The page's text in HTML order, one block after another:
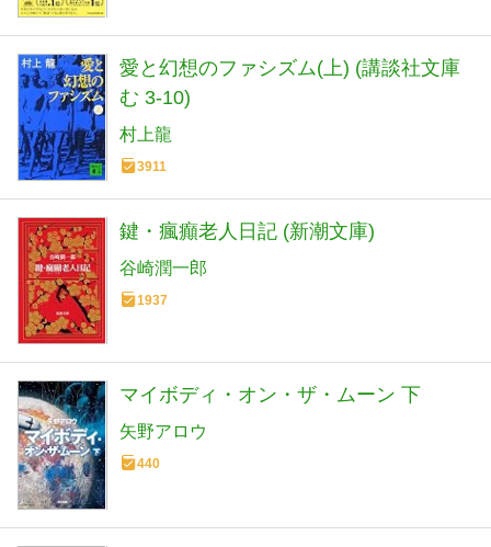
愛と幻想のファシズム(上) (講談社文庫
む 3-10)
村上龍
3911
鍵・瘋癲老人日記 (新潮文庫)
谷崎潤一郎
1937
マイボディ・オン・ザ・ムーン 下
矢野アロウ
440